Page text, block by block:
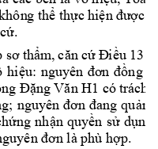
g th thực hiện được
.
sơ thẩm, căn cứ Điều 131
hiệu: nguyên đơn đồng
Đặng Văn H1 có trách
nguyên đơn đang quản
ứng nhận quyền sử dụng
đơn là phù hợp.